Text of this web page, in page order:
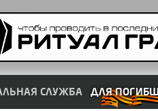
СЛУЖБА ДЛЯ